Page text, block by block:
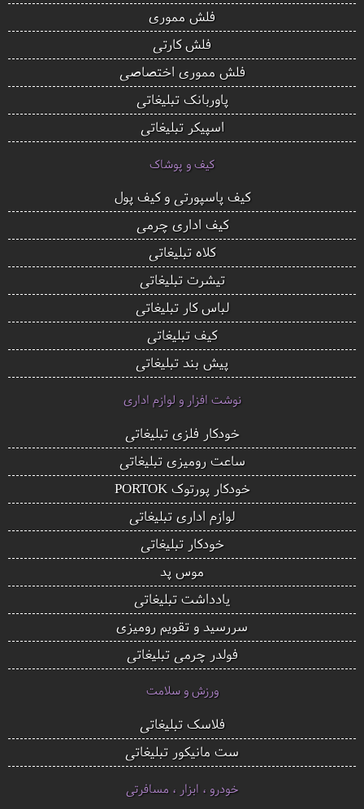
فلش مموری
فلش کارتی
فلش مموری اختصاصی
پاوربانک تبلیغاتی
اسپیکر تبلیغاتی
کیف و پوشاک
کیف پاسپورتی و کیف پول
کیف اداری چرمی
کلاه تبلیغاتی
تیشرت تبلیغاتی
لباس کار تبلیغاتی
کیف تبلیغاتی
پیش بند تبلیغاتی
نوشت افزار و لوازم اداری
خودکار فلزی تبلیغاتی
ساعت رومیزی تبلیغاتی
خودکار پورتوک PORTOK
لوازم اداری تبلیغاتی
خودکار تبلیغاتی
موس پد
یادداشت تبلیغاتی
سررسید و تقویم رومیزی
فولدر چرمی تبلیغاتی
ورزش و سلامت
فلاسک تبلیغاتی
ست مانیکور تبلیغاتی
خودرو ، ابزار ، مسافرتی